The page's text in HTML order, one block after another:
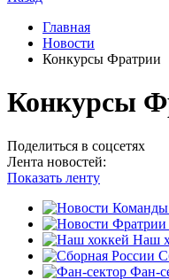
Главная
Новости
Конкурсы Фратрии
Конкурсы
Поделиться в соцсетях
Лента новостей:
Показать ленту
Наш
Фан-